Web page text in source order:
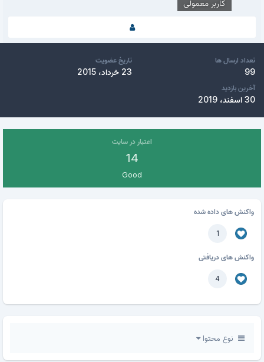
کاربر معمولی
تعداد ارسال ها
99
تاریخ عضویت
23 خرداد، 2015
آخرین بازدید
30 اسفند، 2019
اعتبار در سایت
14
Good
واکنش های داده شده
واکنش های دریافتی
4
نوع محتوا